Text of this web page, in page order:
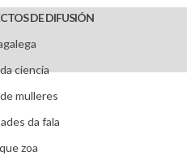
DE DIFUSIÓN
ciencia
mulleres
da fala
zoa